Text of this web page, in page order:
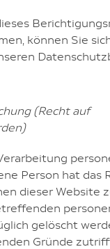
können Sie
(Recht auf
Person hat das
dieser Website
gelöscht
Gründe